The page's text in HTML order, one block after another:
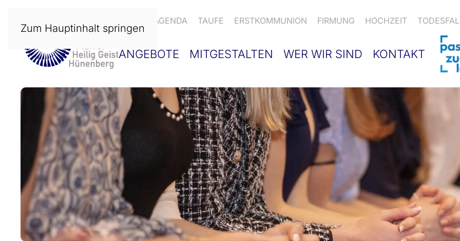
Zum Hauptinhalt springen
AGENDA TAUFE ERSTKOMMUNION FIRMUNG HOCHZEIT
ANGEBOTE MITGESTALTEN WER WIR SIND KONTAKT